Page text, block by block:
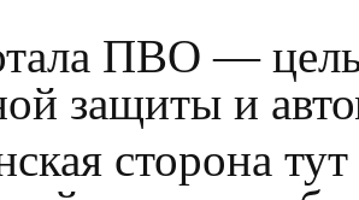
ПВО —
защиты и
сторона